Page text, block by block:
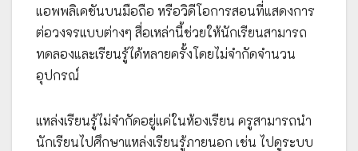
แอพพลิเคชันบนมือถือ หรือวิดีโอการสอนที่แสดงการ
ต่อวงจรแบบต่างๆ สื่อเหล่านี้ช่วยให้นักเรียนสามารถ
ทดลองและเรียนรู้ได้หลายครั้งโดยไม่จำกัดจำนวน
อุปกรณ์
แหล่งเรียนรู้ไม่จำกัดอยู่แค่ในห้องเรียน ครูสามารถนำ
นักเรียนไปศึกษาแหล่งเรียนรู้ภายนอก เช่น ไปดูระบบ